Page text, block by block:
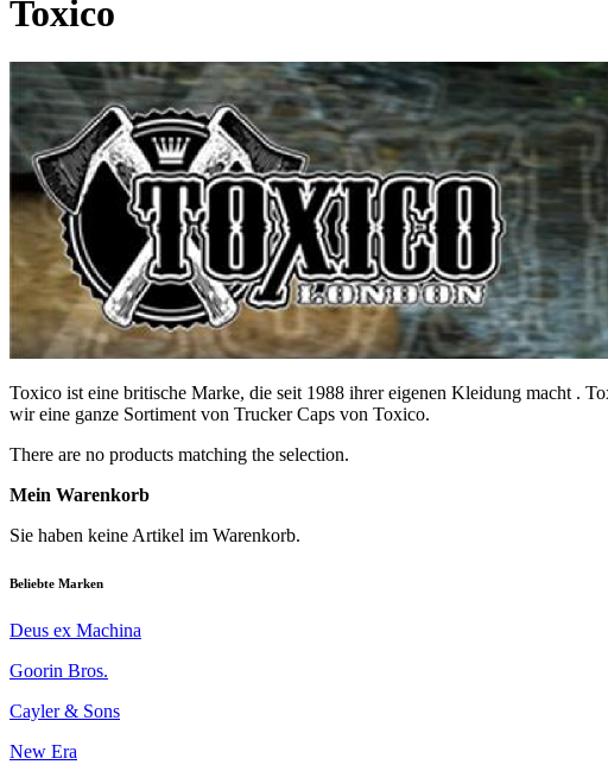
Toxico
Toxico ist eine britische Marke, die seit 1988 ihrer eigenen Kleidung macht .
wir eine ganze Sortiment von Trucker Caps von Toxico.
There are no products matching the selection.
Mein Warenkorb
Sie haben keine Artikel im Warenkorb.
Beliebte Marken
Deus ex Machina
Goorin Bros.
Cayler & Sons
New Era